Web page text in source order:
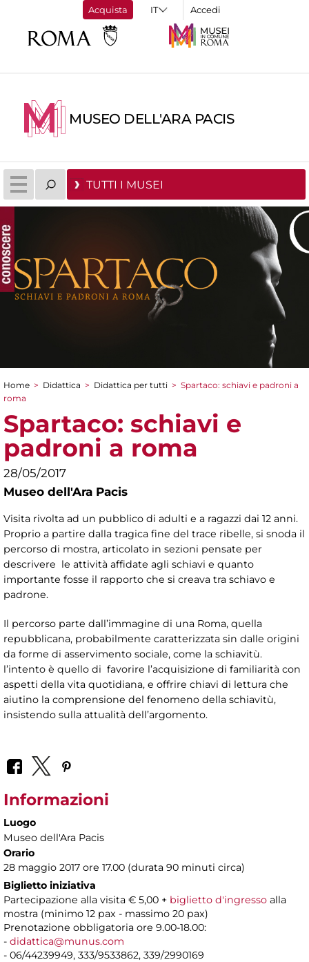
Acquista Accedi
MUSEO DELL'ARA PACIS
TUTTI I MUSEI
Tu sei qui
Home > Didattica > Didattica per tutti > Spartaco: schiavi e padroni a
roma
Spartaco: schiavi e
padroni a roma
28/05/2017
Museo dell'Ara Pacis
Visita rivolta ad un pubblico di adulti e a ragazzi dai 12 anni.
Proprio a partire dalla tragica fine del trace ribelle, si snoda il
percorso di mostra, articolato in sezioni pensate per
descrivere le attività affidate agli schiavi e quanto
importante fosse il rapporto che si creava tra schiavo e
padrone.
Il percorso parte dall’immagine di una Roma, quella
repubblicana, probabilmente caratterizzata sin dalle origini
da forme di asservimento sociale, come la schiavitù.
l’intento è quello di favorire l’acquisizione di familiarità con
aspetti della vita quotidiana, e offrire chiavi di lettura che
aiutino la comprensione del fenomeno della schiavitù,
insistendo sulla attualità dell’argomento.
Informazioni
Luogo
Museo dell'Ara Pacis
Orario
28 maggio 2017 ore 17.00 (durata 90 minuti circa)
Biglietto iniziativa
Partecipazione alla visita € 5,00 + biglietto d'ingresso alla
mostra (minimo 12 pax - massimo 20 pax)
Prenotazione obbligatoria ore 9.00-18.00:
- didattica@munus.com
- 06/44239949, 333/9533862, 339/2990169